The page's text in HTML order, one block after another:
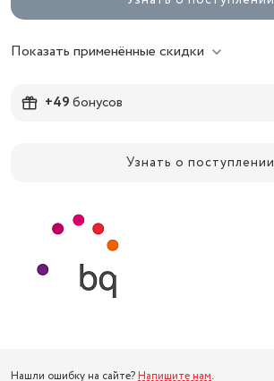
Показать применённые скидки
+49бонусов
Узнать о поступлении
Нашли ошибку на сайте? Напишите нам.